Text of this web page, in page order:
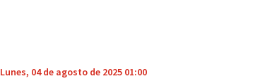
Lunes, 04 de agosto de 2025 01:00